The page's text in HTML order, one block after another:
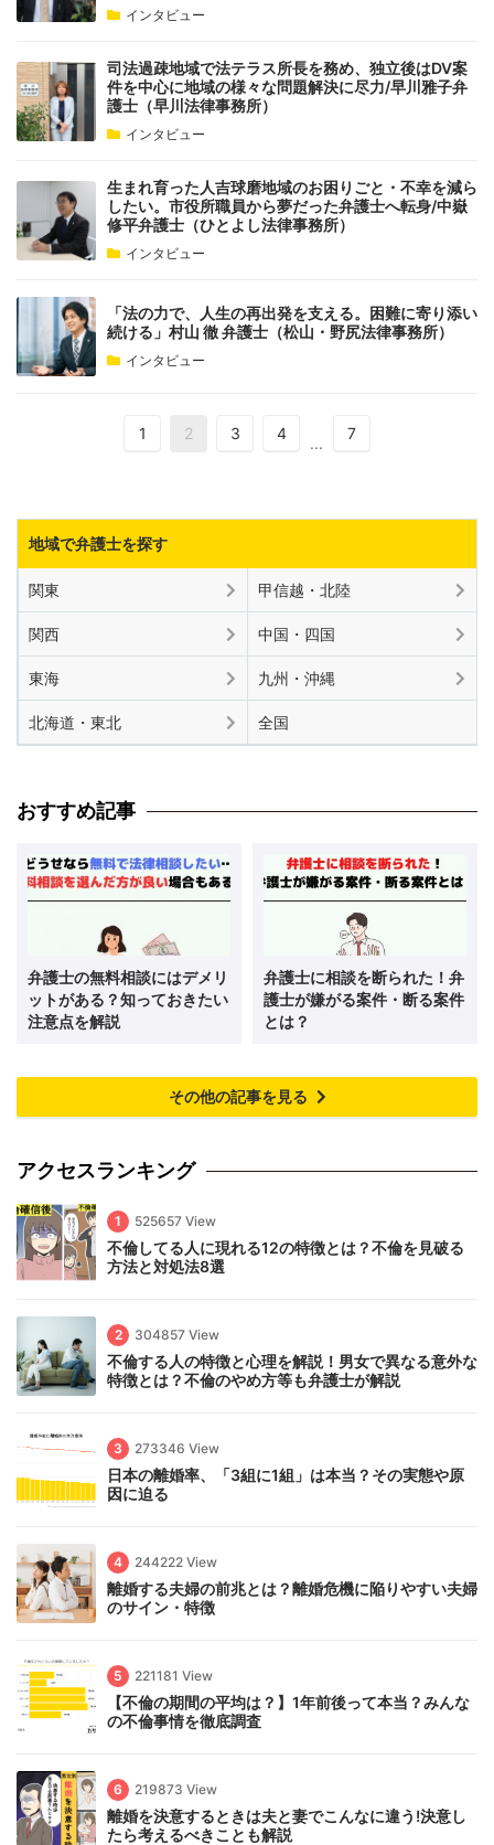
インタビュー
司法過疎地域で法テラス所長を務め、独立後はDV案
件を中心に地域の様々な問題解決に尽力/早川雅子弁
護士（早川法律事務所）
インタビュー
生まれ育った人吉球磨地域のお困りごと・不幸を減ら
したい。市役所職員から夢だった弁護士へ転身/中嶽
修平弁護士（ひとよし法律事務所）
インタビュー
「法の力で、人生の再出発を支える。困難に寄り添い
続ける」村山 徹 弁護士（松山・野尻法律事務所）
インタビュー
1 2 3 4
...
7
地域で弁護士を探す
関東 甲信越・北陸
関西 中国・四国
東海 九州・沖縄
北海道・東北 全国
おすすめ記事
弁護士の無料相談にはデメリ
ットがある？知っておきたい
注意点を解説
弁護士に相談を断られた！弁
護士が嫌がる案件・断る案件
とは？
その他の記事を見る
アクセスランキング
1 525657 View
不倫してる人に現れる12の特徴とは？不倫を見破る
方法と対処法8選
2 304857 View
不倫する人の特徴と心理を解説！男女で異なる意外な
特徴とは？不倫のやめ方等も弁護士が解説
3 273346 View
日本の離婚率、「3組に1組」は本当？その実態や原
因に迫る
4 244222 View
離婚する夫婦の前兆とは？離婚危機に陥りやすい夫婦
のサイン・特徴
5 221181 View
【不倫の期間の平均は？】1年前後って本当？みんな
の不倫事情を徹底調査
6 219873 View
離婚を決意するときは夫と妻でこんなに違う!決意し
たら考えるべきことも解説